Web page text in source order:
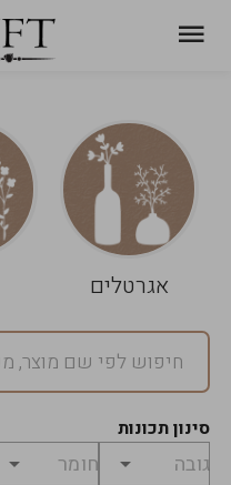
אגרטלים
סינון תכונות
עגלת
שלך
ניקוי
הסל
במארז
מחיר
לפני
₪0